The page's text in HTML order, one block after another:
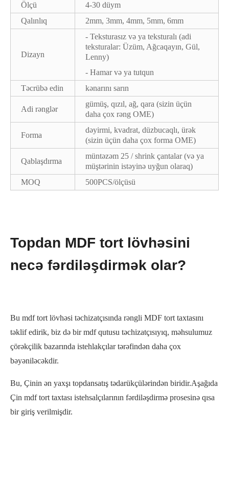
Ölçü
4-30 düym
Qalınlıq
2mm, 3mm, 4mm, 5mm, 6mm
Dizayn
- Teksturasız və ya teksturalı (adi
teksturalar: Üzüm, Ağcaqayın, Gül,
Lenny)
- Hamar və ya tutqun
Təcrübə edin
kənarını sarın
Adi rənglər
gümüş, qızıl, ağ, qara (sizin üçün
daha çox rəng OME)
Forma
dəyirmi, kvadrat, düzbucaqlı, ürək
(sizin üçün daha çox forma OME)
Qablaşdırma
müntəzəm 25 / shrink çantalar (və ya
müştərinin istəyinə uyğun olaraq)
MOQ
500PCS/ölçüsü
Topdan MDF tort lövhəsini
necə fərdiləşdirmək olar?
Bu mdf tort lövhəsi təchizatçısında rəngli MDF tort taxtasını
təklif edirik, biz də bir mdf qutusu təchizatçısıyıq, məhsulumuz
çörəkçilik bazarında istehlakçılar tərəfindən daha çox
bəyəniləcəkdir.
Bu, Çinin ən yaxşı topdansatış tədarükçülərindən biridir.Aşağıda
Çin mdf tort taxtası istehsalçılarının fərdiləşdirmə prosesinə qısa
bir giriş verilmişdir.